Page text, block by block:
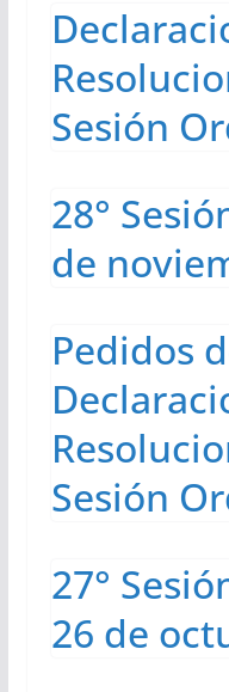
Sesión
28°
de
Pedidos
Sesión
27°
26 de